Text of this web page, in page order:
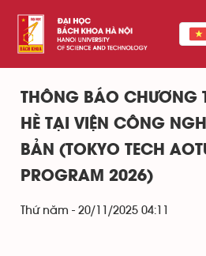
THÔNG BÁO CHƯƠNG
HÈ TẠI VIỆN CÔNG
BẢN (TOKYO TECH
PROGRAM 2026)
Thứ năm - 20/11/2025 04:11